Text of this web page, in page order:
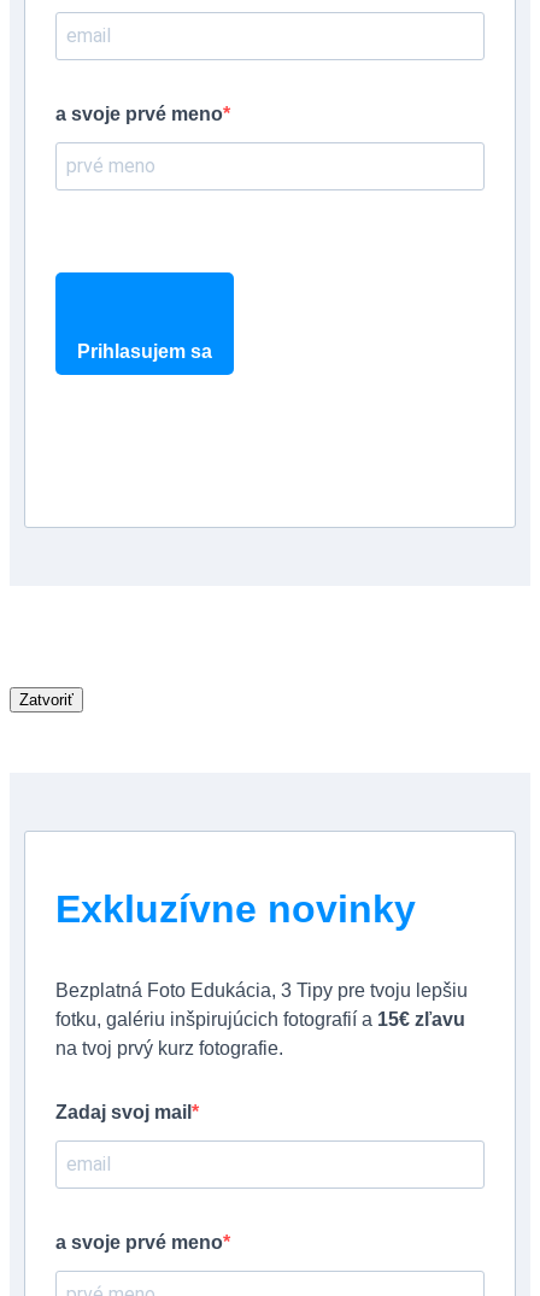
a svoje prvé meno
Prihlasujem sa
Zatvoriť
Exkluzívne novinky
Bezplatná Foto Edukácia, 3 Tipy pre tvoju lepšiu
fotku, galériu inšpirujúcich fotografií a 15€ zľavu
na tvoj prvý kurz fotografie.
Zadaj svoj mail
a svoje prvé meno